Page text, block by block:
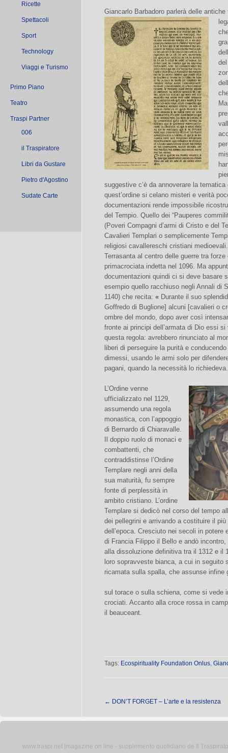
Ricette
Spettacoli
Sport
Technology
Viaggi e Turismo
Primo Piano
Teatro
Traspi Partner
006
il Traspiratore
Libri da Gustare
Pietro d'Agostino
Sudate Carte
Giancarlo Barbadoro parlerà delle
suggestive c’è da annoverare la
quest’ordine si celano misteri e verità
documentazioni rende impossibile
del Tempio. Quello dei “Pauperes
(Poveri Compagni d’armi di Cristo e del
Cavalieri Templari o semplicemente
religiosi cavallereschi cristiani
Terrasanta al centro delle guerre tra
primacrociata indetta nel 1096. Ma
documentazioni quindi ci si deve basare
esempio quello racchiuso negli Annali di
1140) che recita: « Durante il suo
Goffredo di Buglione] alcuni [cavalieri o
ombre del mondo, dopo aver così
fronte ai principi dell’armata di Dio essi
questa regola: avrebbero rinunciato al
liberi di perseguire la purità e
dimessi, usando le armi solo per
pagani, quando la necessità lo
L’Ordine venne
ufficializzato nel 1129,
assumendo una regola
monastica, con l’appoggio
di Bernardo di Chiaravalle.
Il doppio ruolo di monaci e
combattenti, che
contraddistinse l’Ordine
Templare negli anni della
sua maturità, fu sempre
fonte di perplessità in
ambito cristiano. L’ordine
Templare si dedicò nel corso del tempo
dei pellegrini e arrivando a costituire il
dell’epoca. Cresciuto nei secoli in
di Francia Filippo il Bello e andò
alla dissoluzione definitiva tra il 1312 e il
loro sopravveste bianca, a cui in seguito
ricamata sulla spalla, che assunse infine
sul torace o sulla schiena, come si vede
crociati. Accanto alla croce rossa in
il beauceant.
Tags: Ecospirituality Foundation Onlus,
← DON’T FORGET – L’arte e la resistenza
www.traspi.net [magazine on line - supplemento quotidiano de Il